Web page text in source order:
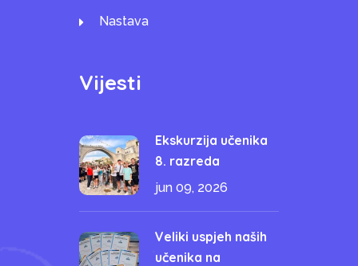
Nastava
Vijesti
Ekskurzija učenika
8. razreda
jun 09, 2026
Veliki uspjeh naših
učenika na